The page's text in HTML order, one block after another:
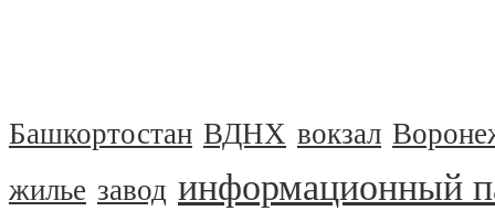
Башкортостан ВДНХ вокзал
жилье завод информационный